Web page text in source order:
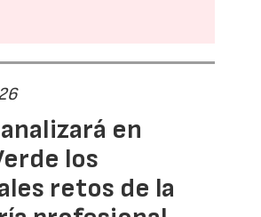
analizará en
los
retos de la